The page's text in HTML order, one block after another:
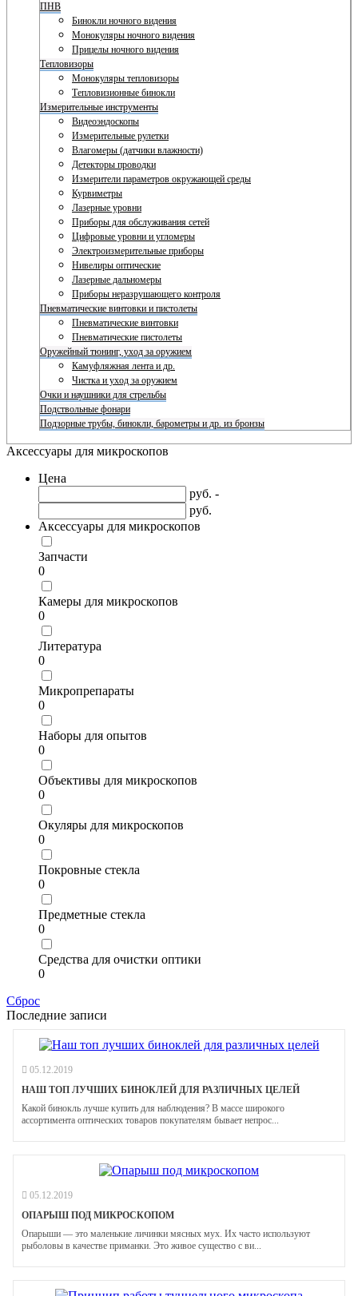
ПНВ
Бинокли ночного видения
Монокуляры ночного видения
Прицелы ночного видения
Тепловизоры
Монокуляры тепловизоры
Тепловизионные бинокли
Измерительные инструменты
Видеоэндоскопы
Измерительные рулетки
Влагомеры (датчики влажности)
Детекторы проводки
Измерители параметров окружающей среды
Курвиметры
Лазерные уровни
Приборы для обслуживания сетей
Цифровые уровни и угломеры
Электроизмерительные приборы
Нивелиры оптические
Лазерные дальномеры
Приборы неразрушающего контроля
Пневматические винтовки и пистолеты
Пневматические винтовки
Пневматические пистолеты
Оружейный тюнинг, уход за оружием
Камуфляжная лента и др.
Чистка и уход за оружием
Очки и наушники для стрельбы
Подствольные фонари
Подзорные трубы, бинокли, барометры и др. из бронзы
Аксессуары для микроскопов
Цена
руб. -
руб.
Аксессуары для микроскопов
Запчасти
0
Камеры для микроскопов
0
Литература
0
Микропрепараты
0
Наборы для опытов
0
Объективы для микроскопов
0
Окуляры для микроскопов
0
Покровные стекла
0
Предметные стекла
0
Средства для очистки оптики
0
Сброс
Последние записи
05.12.2019
НАШ ТОП ЛУЧШИХ БИНОКЛЕЙ ДЛЯ РАЗЛИЧНЫХ ЦЕЛЕЙ
Какой бинокль лучше купить для наблюдения? В массе широкого
ассортимента оптических товаров покупателям бывает непрос...
05.12.2019
ОПАРЫШ ПОД МИКРОСКОПОМ
Опарыши — это маленькие личинки мясных мух. Их часто используют
рыболовы в качестве приманки. Это живое существо с ви...